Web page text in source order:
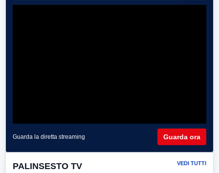
Guarda la diretta streaming Guarda ora
PALINSESTO TV VEDI TUTTI